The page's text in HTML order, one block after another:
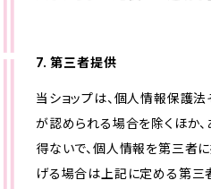
7. 第三者提供
当ショップは、個人情報保護
が認められる場合を除くほか
得ないで、個人情報を第三者に
げる場合は上記に定める第三